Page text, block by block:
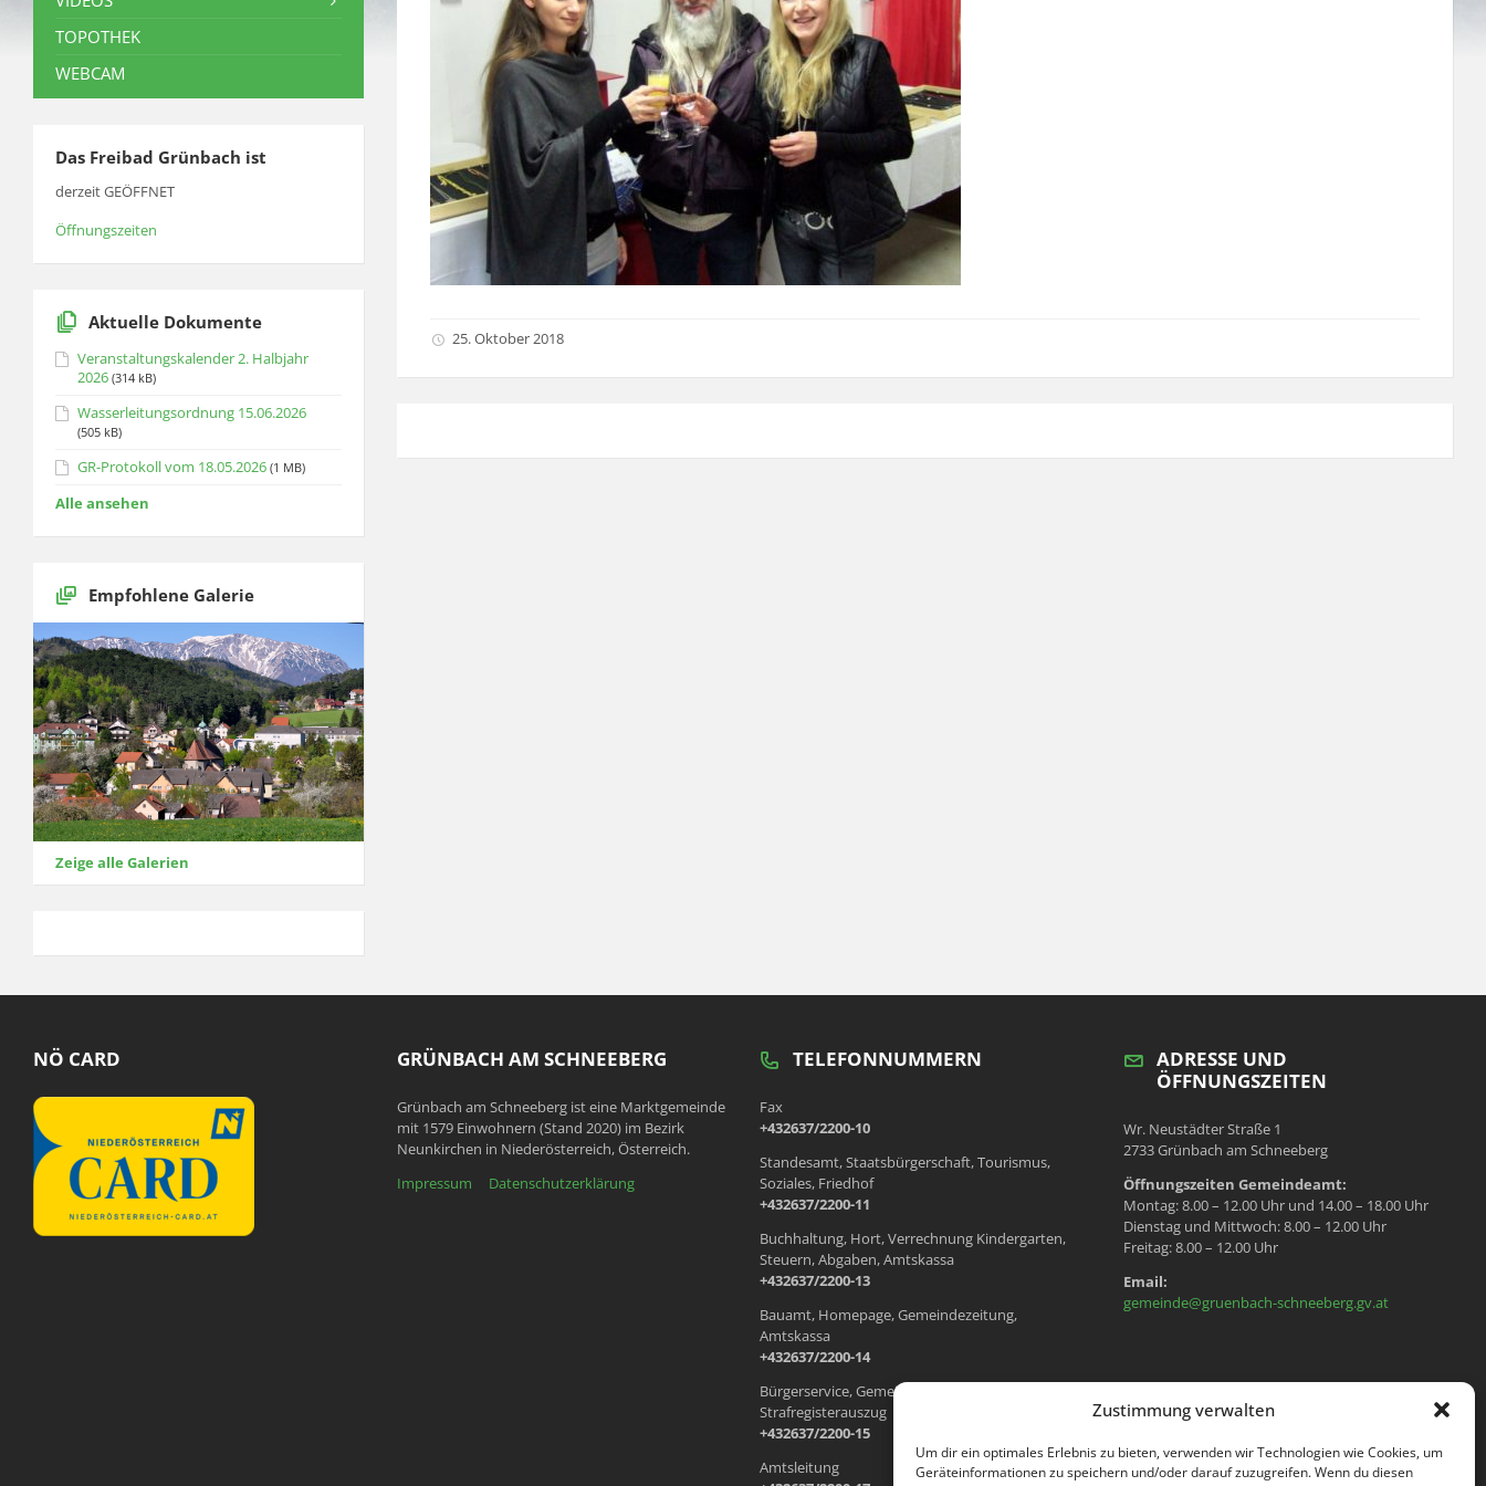
Zustimmung verwalten
Um dir ein optimales Erlebnis zu bieten, verwenden wir Technologien wie Cookies, um
Geräteinformationen zu speichern und/oder darauf zuzugreifen. Wenn du diesen
25. Oktober 2018
TOPOTHEK
WEBCAM
Das Freibad Grünbach ist
derzeit GEÖFFNET
Öffnungszeiten
Aktuelle Dokumente
Veranstaltungskalender 2. Halbjahr
2026 (314 kB)
Wasserleitungsordnung 15.06.2026
(505 kB)
GR-Protokoll vom 18.05.2026 (1 MB)
Alle ansehen
Empfohlene Galerie
Zeige alle Galerien
NÖ CARD GRÜNBACH AM SCHNEEBERG
Grünbach am Schneeberg ist eine Marktgemeinde
mit 1579 Einwohnern (Stand 2020) im Bezirk
Neunkirchen in Niederösterreich, Österreich.
Impressum
Datenschutzerklärung
TELEFONNUMMERN
Fax
+432637/2200-10
Standesamt, Staatsbürgerschaft, Tourismus,
Soziales, Friedhof
+432637/2200-11
Buchhaltung, Hort, Verrechnung Kindergarten,
Steuern, Abgaben, Amtskassa
+432637/2200-13
Bauamt, Homepage, Gemeindezeitung,
Amtskassa
+432637/2200-14
Bürgerservice, Gemeindewohnungen, Meldeamt,
Strafregisterauszug
+432637/2200-15
Amtsleitung
ADRESSE UND
ÖFFNUNGSZEITEN
Wr. Neustädter Straße 1
2733 Grünbach am Schneeberg
Öffnungszeiten Gemeindeamt:
Montag: 8.00 – 12.00 Uhr und 14.00 – 18.00 Uhr
Dienstag und Mittwoch: 8.00 – 12.00 Uhr
Freitag: 8.00 – 12.00 Uhr
Email:
gemeinde@gruenbach-schneeberg.gv.at